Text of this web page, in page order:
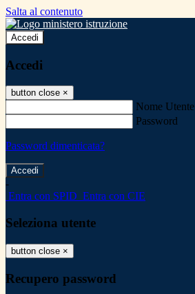
Salta al contenuto
Accedi
Accedi
button close ×
Nome Utente
Password
Password dimenticata?
-
Entra con SPID Entra con CIE
Seleziona utente
button close ×
Recupero password